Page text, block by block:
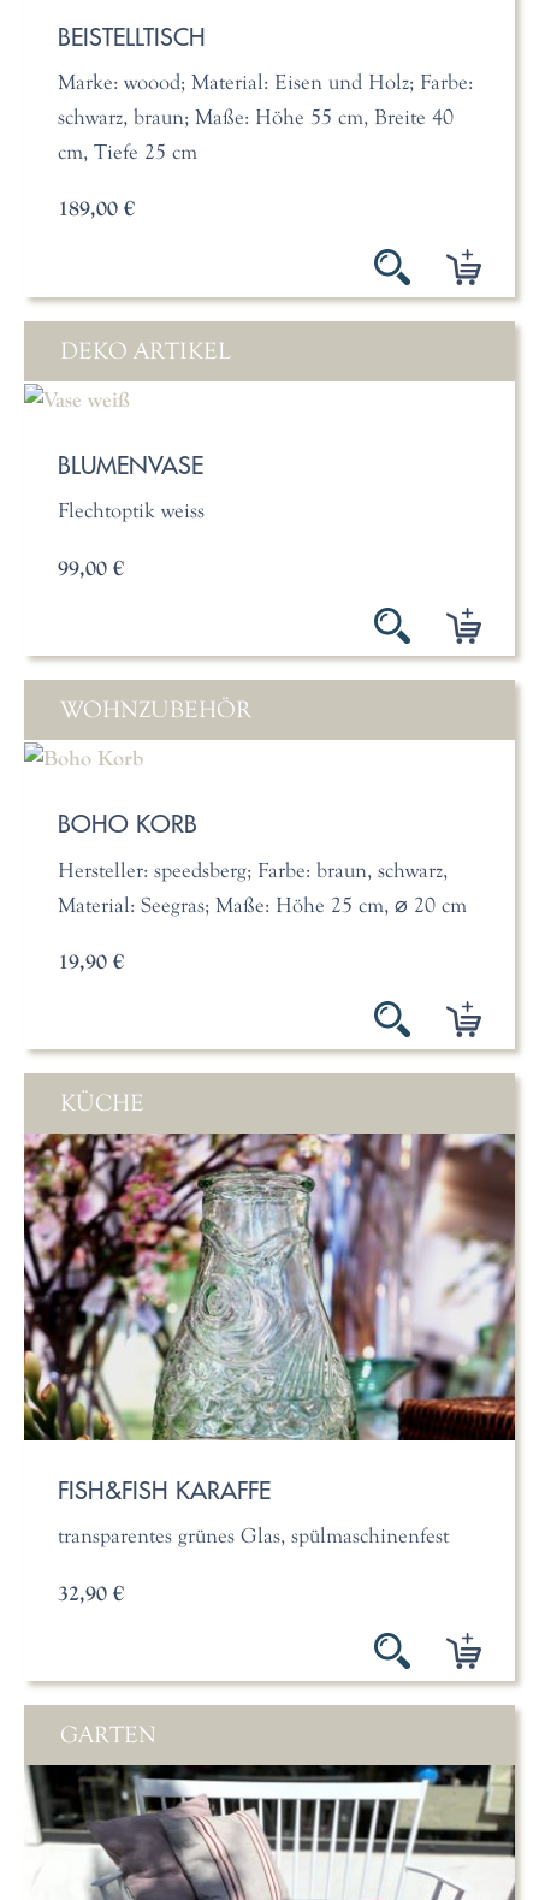
BEISTELLTISCH
Marke: woood; Material: Eisen und Holz; Farbe:
schwarz, braun; Maße: Höhe 55 cm, Breite 40
cm, Tiefe 25 cm
189,00 €
DEKO ARTIKEL
BLUMENVASE
Flechtoptik weiss
99,00 €
WOHNZUBEHÖR
BOHO KORB
Hersteller: speedsberg; Farbe: braun, schwarz,
Material: Seegras; Maße: Höhe 25 cm, ⌀ 20 cm
19,90 €
KÜCHE
FISH&FISH KARAFFE
transparentes grünes Glas, spülmaschinenfest
32,90 €
GARTEN